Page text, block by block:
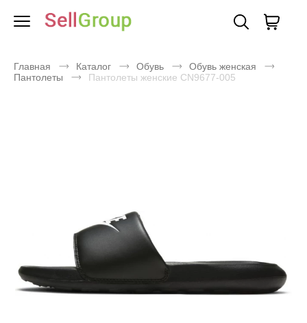
Главная Каталог Обувь
Обувь женская
Пантолеты
Пантолеты женские CN9677-005